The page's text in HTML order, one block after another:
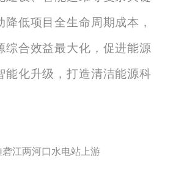
低项目全生命周期成本，
综合效益最大化，促进能源
能化升级，打造清洁能源科
砻江两河口水电站上游